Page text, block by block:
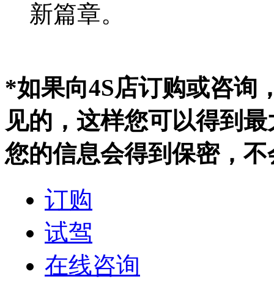
新篇章。
*如果向4S店订购或咨询
见的，这样您可以得到
您的信息会得到保密，
订购
试驾
在线咨询